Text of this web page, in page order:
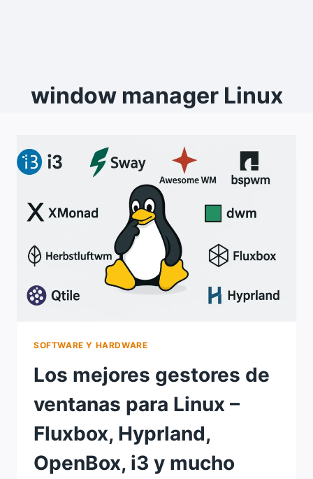
window manager Linux
SOFTWARE Y HARDWARE
Los mejores gestores de
ventanas para Linux –
Fluxbox, Hyprland,
OpenBox, i3 y mucho